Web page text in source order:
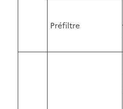
Préfiltre